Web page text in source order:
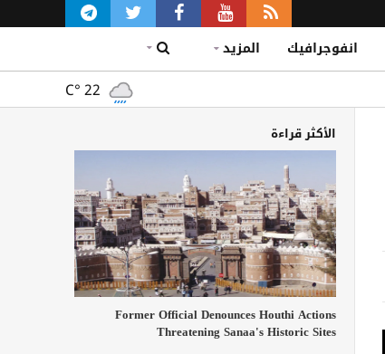
انفوجرافيك المزيد
C° 22
الأكثر قراءة
Former Official Denounces Houthi Actions
Threatening Sanaa's Historic Sites